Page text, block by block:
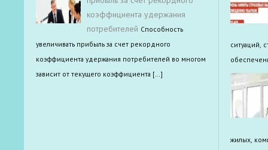
коэффициента удержания
потребителей Способность
увеличивать прибыль за счет рекордного
коэффициента удержания потребителей во многом
зависит от текущего коэффициента […]
ситуаций,
жилых,